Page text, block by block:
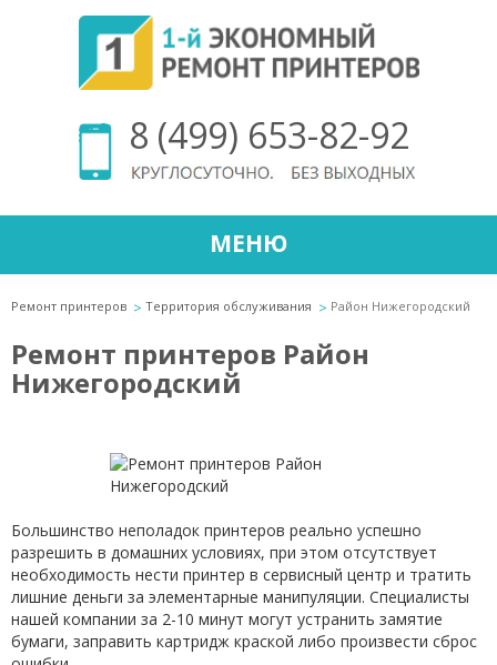
8 (499) 653-82-92
МЕНЮ
Ремонт принтеров Территория обслуживания Район Нижегородский
Ремонт принтеров Район
Нижегородский
Большинство неполадок принтеров реально успешно
разрешить в домашних условиях, при этом отсутствует
необходимость нести принтер в сервисный центр и тратить
лишние деньги за элементарные манипуляции. Специалисты
нашей компании за 2-10 минут могут устранить замятие
бумаги, заправить картридж краской либо произвести сброс